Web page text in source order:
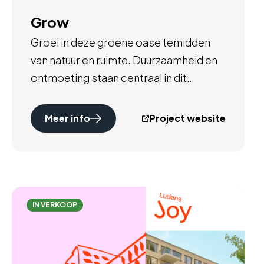
Grow
Groei in deze groene oase temidden
van natuur en ruimte. Duurzaamheid en
ontmoeting staan centraal in dit
prachtig park.
Meer info Project website
IN VERKOOP